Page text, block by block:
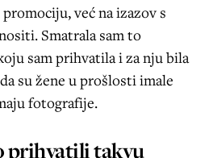
već na izazov s
Smatrala sam to
sam prihvatila i za nju bila
su žene u prošlosti imale
fotografije.
prihvatili takvu